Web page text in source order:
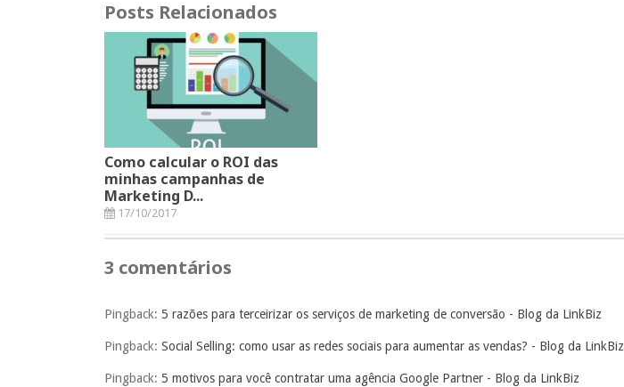
Posts Relacionados
Como calcular o ROI das
minhas campanhas de
Marketing D...
17/10/2017
3 comentários
Pingback: 5 razões para terceirizar os serviços de marketing de conversão - Blog da LinkBiz
Pingback: Social Selling: como usar as redes sociais para aumentar as vendas? - Blog da LinkBiz
Pingback: 5 motivos para você contratar uma agência Google Partner - Blog da LinkBiz